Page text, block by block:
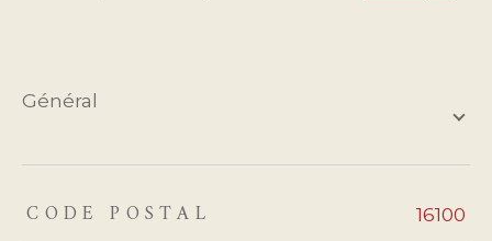
général
TRAD_ZEPHYR_Caracteristique TRAD_ZEPHYR_Valeurs
CODE POSTAL 16100